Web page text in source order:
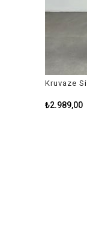
Kruvaze
₺2.989,00